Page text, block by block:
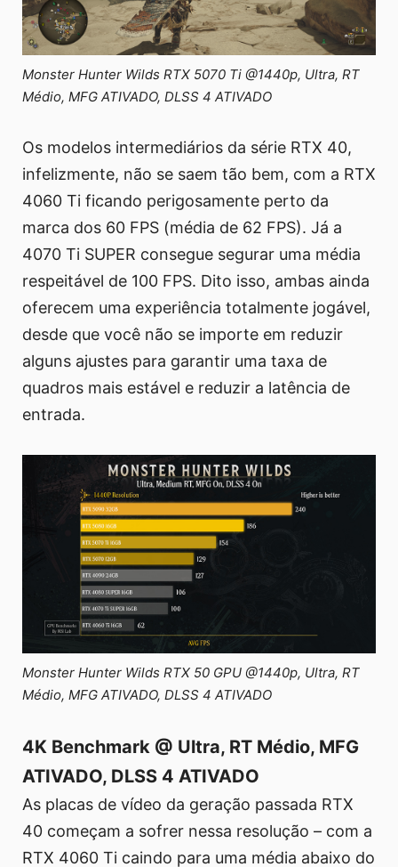
Monster Hunter Wilds RTX 5070 Ti @1440p, Ultra, RT
Médio, MFG ATIVADO, DLSS 4 ATIVADO
Os modelos intermediários da série RTX 40,
infelizmente, não se saem tão bem, com a RTX
4060 Ti ficando perigosamente perto da
marca dos 60 FPS (média de 62 FPS). Já a
4070 Ti SUPER consegue segurar uma média
respeitável de 100 FPS. Dito isso, ambas ainda
oferecem uma experiência totalmente jogável,
desde que você não se importe em reduzir
alguns ajustes para garantir uma taxa de
quadros mais estável e reduzir a latência de
entrada.
Monster Hunter Wilds RTX 50 GPU @1440p, Ultra, RT
Médio, MFG ATIVADO, DLSS 4 ATIVADO
4K Benchmark @ Ultra, RT Médio, MFG
ATIVADO, DLSS 4 ATIVADO
As placas de vídeo da geração passada RTX
40 começam a sofrer nessa resolução – com a
RTX 4060 Ti caindo para uma média abaixo do